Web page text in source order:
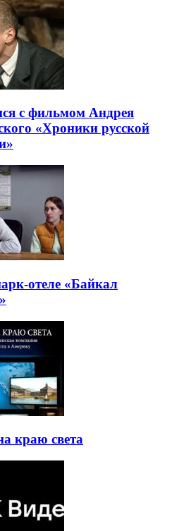
с фильмом Андрея
«Хроники русской
отеле «Байкал
краю света